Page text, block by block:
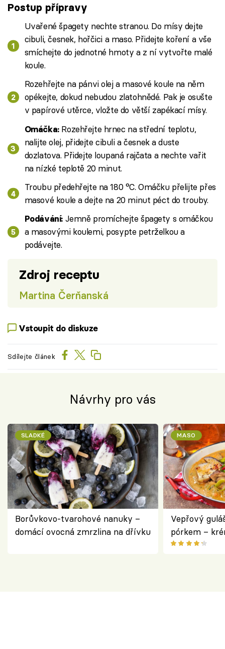
Postup přípravy
Uvařené špagety nechte stranou. Do mísy dejte
cibuli, česnek, hořčici a maso. Přidejte koření a vše
smíchejte do jednotné hmoty a z ní vytvořte malé
koule.
Rozehřejte na pánvi olej a masové koule na něm
opékejte, dokud nebudou zlatohnědé. Pak je osušte
v papírové utěrce, vložte do větší zapékací mísy.
Omáčka:Rozehřejte hrnec na střední teplotu,
nalijte olej, přidejte cibuli a česnek a duste
dozlatova. Přidejte loupaná rajčata a nechte vařit
na nízké teplotě 20 minut.
Troubu předehřejte na 180 °C. Omáčku přelijte přes
masové koule a dejte na 20 minut péct do trouby.
Podávání:Jemně promíchejte špagety s omáčkou
a masovými koulemi, posypte petrželkou a
podávejte.
Zdroj receptu
Martina Čerňanská
Vstoupit do diskuze
Sdílejte článek
Návrhy pro vás
SLADKÉ
Borůvkovo-tvarohové nanuky –
domácí ovocná zmrzlina na dřívku
MASO
Vepřový
pórkem –
pokrm z